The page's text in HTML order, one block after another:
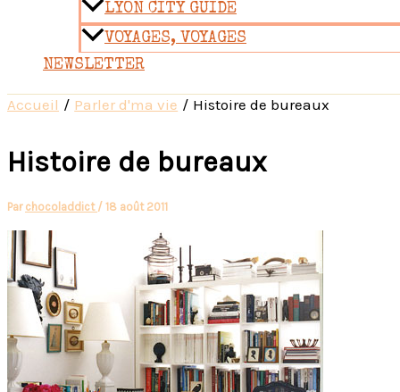
LYON CITY GUIDE
VOYAGES, VOYAGES
NEWSLETTER
Accueil Parler d'ma vie Histoire de bureaux
Histoire de bureaux
Par chocoladdict / 18 août 2011